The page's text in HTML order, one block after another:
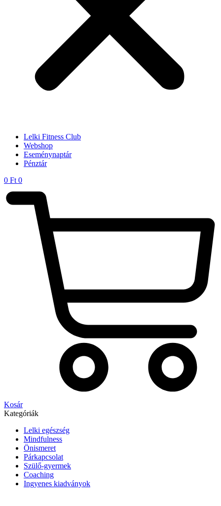
Lelki Fitness Club
Webshop
Eseménynaptár
Pénztár
0 Ft 0
Kosár
Kategóriák
Lelki egészség
Mindfulness
Önismeret
Párkapcsolat
Szülő-gyermek
Coaching
Ingyenes kiadványok